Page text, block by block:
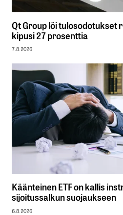
Qt Group löi tulosodotukset
kipusi 27 prosenttia
7.8.2026
Käänteinen ETF on kallis
sijoitussalkun suojaukseen
6.8.2026